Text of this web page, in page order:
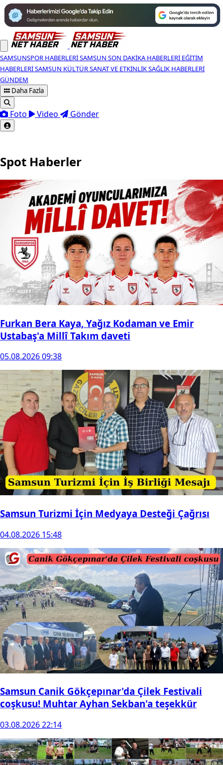
SAMSUNSPOR HABERLERISAMSUN SON DAKIKA HABERLERI EĞITIM
HABERLERISAMSUN KÜLTÜR SANAT VE ETKINLIKSAĞLIK HABERLERI
GÜNDEM
Daha Fazla
Foto Video Gönder
Spot Haberler
Furkan Bera Kaya, Yağız Kodaman ve Emir
Ustabaş'a Millî Takım daveti
05.08.2026 09:38
Samsun Turizmi İçin Medyaya Desteği Çağrısı
04.08.2026 15:48
Samsun Canik Gökçepınar'da Çilek Festivali
coşkusu! Muhtar Ayhan Sekban'a teşekkür
03.08.2026 22:14